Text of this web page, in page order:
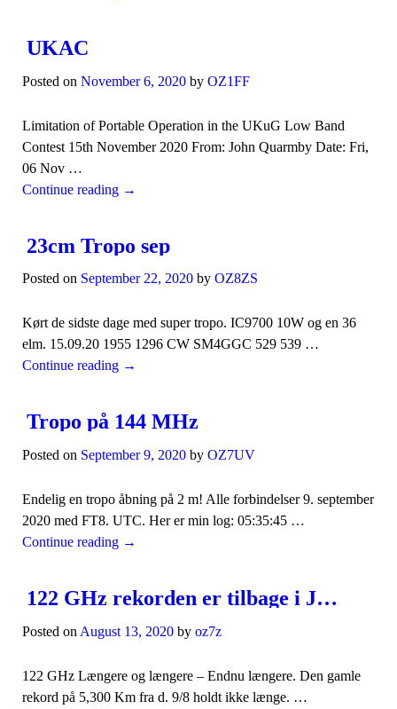
UKAC
Posted on November 6, 2020 by OZ1FF
Limitation of Portable Operation in the UKuG Low Band
Contest 15th November 2020 From: John Quarmby Date: Fri,
06 Nov …
Continue reading →
23cm Tropo sep
Posted on September 22, 2020 by OZ8ZS
Kørt de sidste dage med super tropo. IC9700 10W og en 36
elm. 15.09.20 1955 1296 CW SM4GGC 529 539 …
Continue reading →
Tropo på 144 MHz
Posted on September 9, 2020 by OZ7UV
Endelig en tropo åbning på 2 m! Alle forbindelser 9. september
2020 med FT8. UTC. Her er min log: 05:35:45 …
Continue reading →
122 GHz rekorden er tilbage i Jylland
Posted on August 13, 2020 by oz7z
122 GHz Længere og længere – Endnu længere. Den gamle
rekord på 5,300 Km fra d. 9/8 holdt ikke længe. …